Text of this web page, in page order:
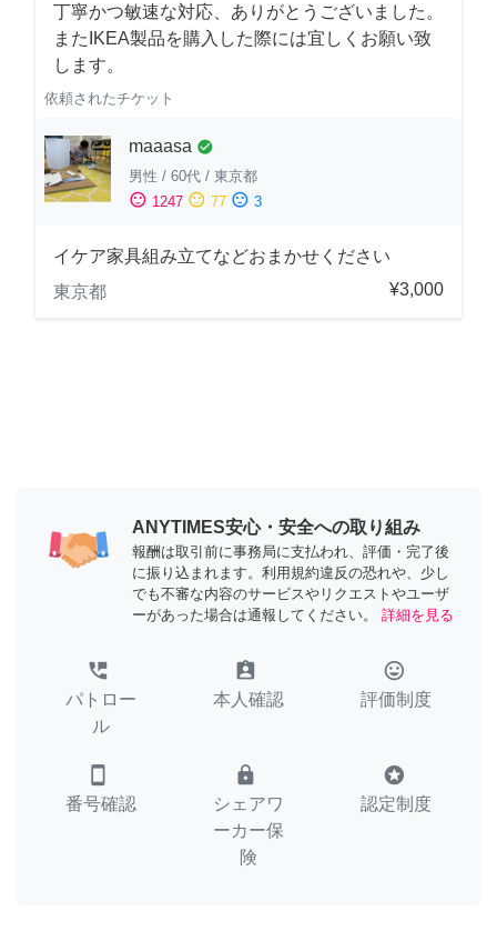
丁寧かつ敏速な対応、ありがとうございました。
またIKEA製品を購入した際には宜しくお願い致
します。
依頼されたチケット
maaasa check_circle
男性 / 60代 / 東京都
sentiment_satisfied 1247 sentiment_neutral 77 sentiment_dissatisfied 3
イケア家具組み立てなどおまかせください
東京都
¥3,000
ANYTIMES安心・安全への取り組み
報酬は取引前に事務局に支払われ、評価・完了後
に振り込まれます。利用規約違反の恐れや、少し
でも不審な内容のサービスやリクエストやユーザ
ーがあった場合は通報してください。
詳細を見る
perm_phone_msg
パトロー
ル
assignment_ind
本人確認
tag_faces
評価制度
smartphone
番号確認
lock
シェアワ
ーカー保
険
stars
認定制度